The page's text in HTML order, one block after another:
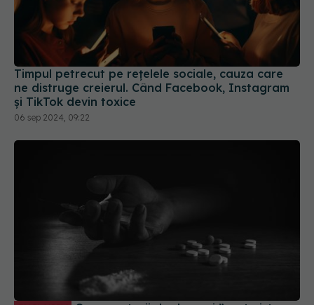
Timpul petrecut pe rețelele sociale, cauza care
ne distruge creierul. Când Facebook, Instagram
și TikTok devin toxice
06 sep 2024, 09:22
carcase ambulante, zombi”. Dr. Radu Țincu:
Societatea va fi alcătuită din persoane
disfuncționale